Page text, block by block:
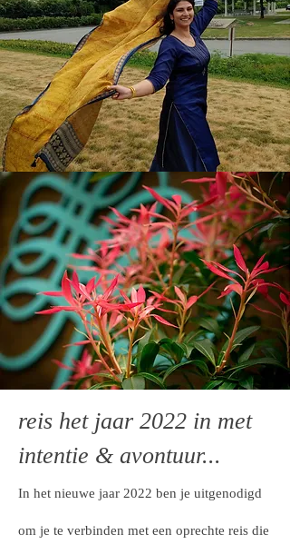
reis het jaar 2022 in met
intentie & avontuur...
In het nieuwe jaar 2022 ben je uitgenodigd
om je te verbinden met een oprechte reis die